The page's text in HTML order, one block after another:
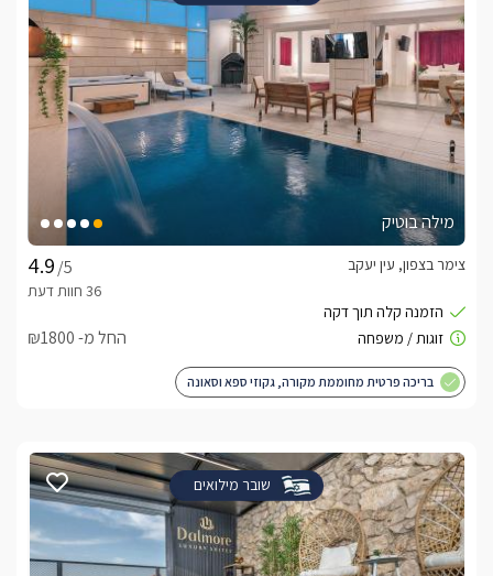
מילה בוטיק
/5
צימר בצפון, עין יעקב
החל מ- ₪1800
בריכה פרטית מחוממת מקורה, גקוזי ספא וסאונה
שובר מילואים